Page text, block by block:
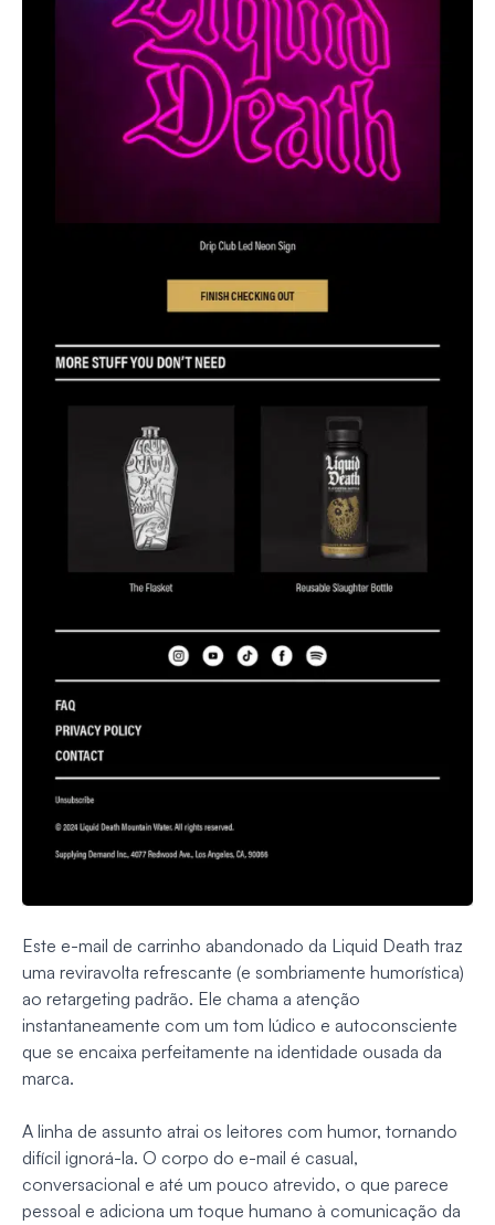
Este e-mail de carrinho abandonado da Liquid Death traz
uma reviravolta refrescante (e sombriamente humorística)
ao retargeting padrão. Ele chama a atenção
instantaneamente com um tom lúdico e autoconsciente
que se encaixa perfeitamente na identidade ousada da
marca.
A linha de assunto atrai os leitores com humor, tornando
difícil ignorá-la. O corpo do e-mail é casual,
conversacional e até um pouco atrevido, o que parece
pessoal e adiciona um toque humano à comunicação da